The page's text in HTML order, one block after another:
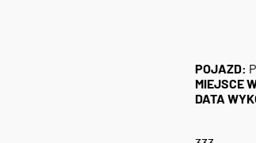
POJAZD:
MIEJSCE
DATA